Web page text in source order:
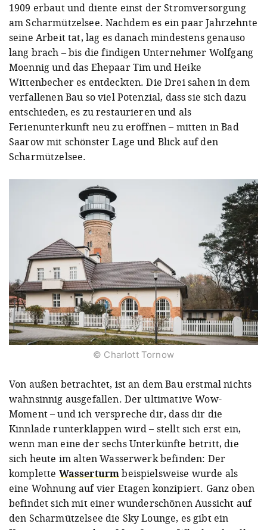
1909 erbaut und diente einst der Stromversorgung
am Scharmützelsee. Nachdem es ein paar Jahrzehnte
seine Arbeit tat, lag es danach mindestens genauso
lang brach – bis die findigen Unternehmer Wolfgang
Moennig und das Ehepaar Tim und Heike
Wittenbecher es entdeckten. Die Drei sahen in dem
verfallenen Bau so viel Potenzial, dass sie sich dazu
entschieden, es zu restaurieren und als
Ferienunterkunft neu zu eröffnen – mitten in Bad
Saarow mit schönster Lage und Blick auf den
Scharmützelsee.
© Charlott Tornow
Von außen betrachtet, ist an dem Bau erstmal nichts
wahnsinnig ausgefallen. Der ultimative Wow-
Moment – und ich verspreche dir, dass dir die
Kinnlade runterklappen wird – stellt sich erst ein,
wenn man eine der sechs Unterkünfte betritt, die
sich heute im alten Wasserwerk befinden: Der
komplette Wasserturmbeispielsweise wurde als
eine Wohnung auf vier Etagen konzipiert. Ganz oben
befindet sich mit einer wunderschönen Aussicht auf
den Scharmützelsee die Sky Lounge, es gibt ein